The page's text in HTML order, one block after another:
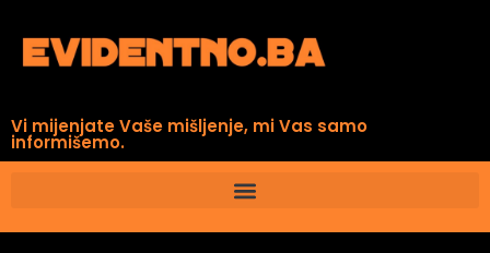
Vi mijenjate Vaše mišljenje, mi Vas samo
informišemo.